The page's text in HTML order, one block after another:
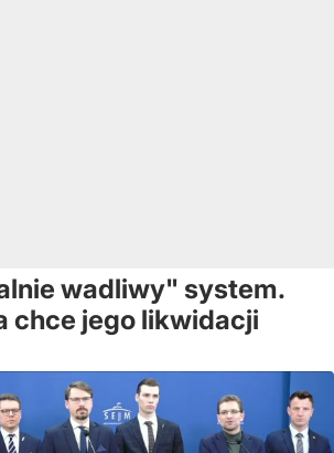
wadliwy" system.
chce jego likwidacji